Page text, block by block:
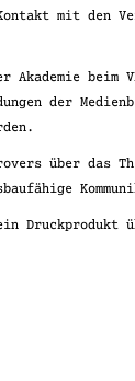
mit den
beim
der
über das
Druckprodukt